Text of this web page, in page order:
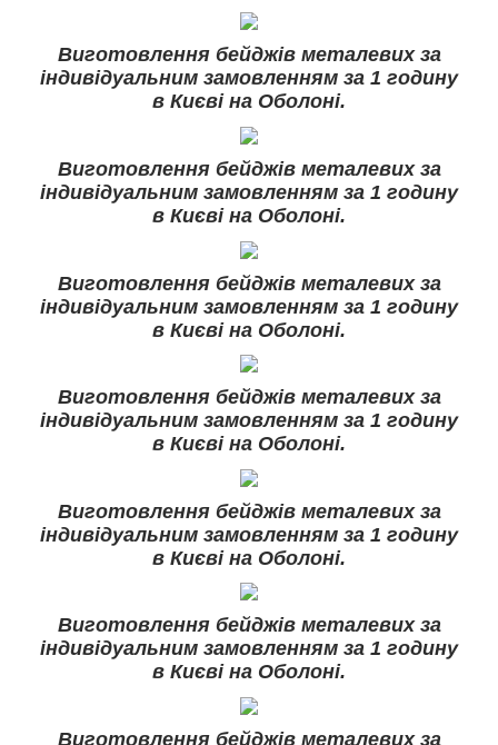
Виготовлення бейджів металевих за
індивідуальним замовленням за 1 годину
в Києві на Оболоні.
Виготовлення бейджів металевих за
індивідуальним замовленням за 1 годину
в Києві на Оболоні.
Виготовлення бейджів металевих за
індивідуальним замовленням за 1 годину
в Києві на Оболоні.
Виготовлення бейджів металевих за
індивідуальним замовленням за 1 годину
в Києві на Оболоні.
Виготовлення бейджів металевих за
індивідуальним замовленням за 1 годину
в Києві на Оболоні.
Виготовлення бейджів металевих за
індивідуальним замовленням за 1 годину
в Києві на Оболоні.
Виготовлення бейджів металевих за